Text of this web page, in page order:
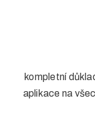
kompletní
aplikace na